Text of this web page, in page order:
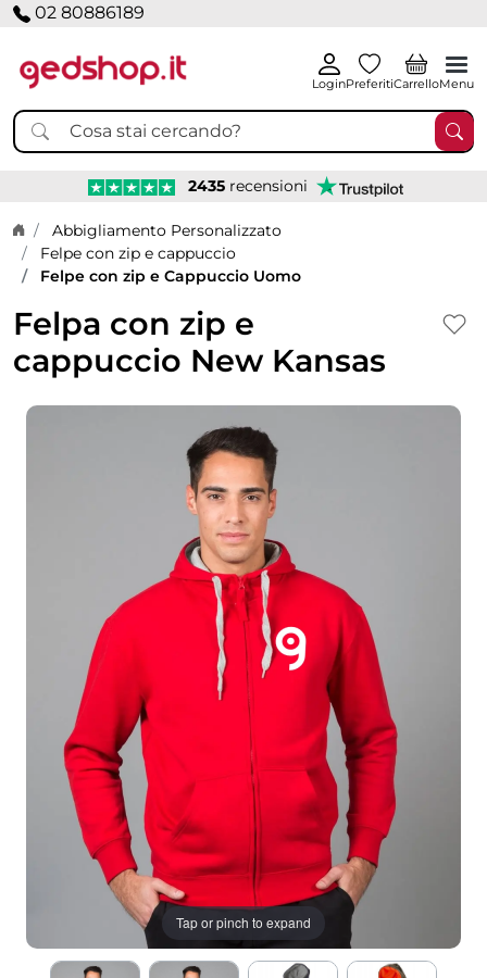
02 80886189
LoginPreferitiCarrelloMenu
2435 recensioni
Home page
Abbigliamento Personalizzato
Felpe con zip e cappuccio
Felpe con zip e Cappuccio Uomo
Felpa con zip e
cappuccio New Kansas
Tap or pinch to expand